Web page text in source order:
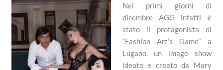
Nei primi giorni di
dicembre AGG infatti è
stato il protagonista di
“Fashion Art’s Game” a
Lugano, un image show
ideato e creato da Mary